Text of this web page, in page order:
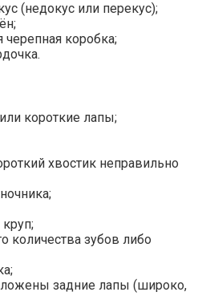
(недокус или перекус);
черепная коробка;
короткие лапы;
хвостик неправильно
количества зубов либо
задние лапы (широко,